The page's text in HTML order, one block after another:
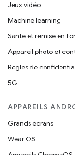
Jeux vidéo
Machine learning
Santé et remise en
Appareil photo et
Règles de
5G
APPAREILS
Grands écrans
Wear OS